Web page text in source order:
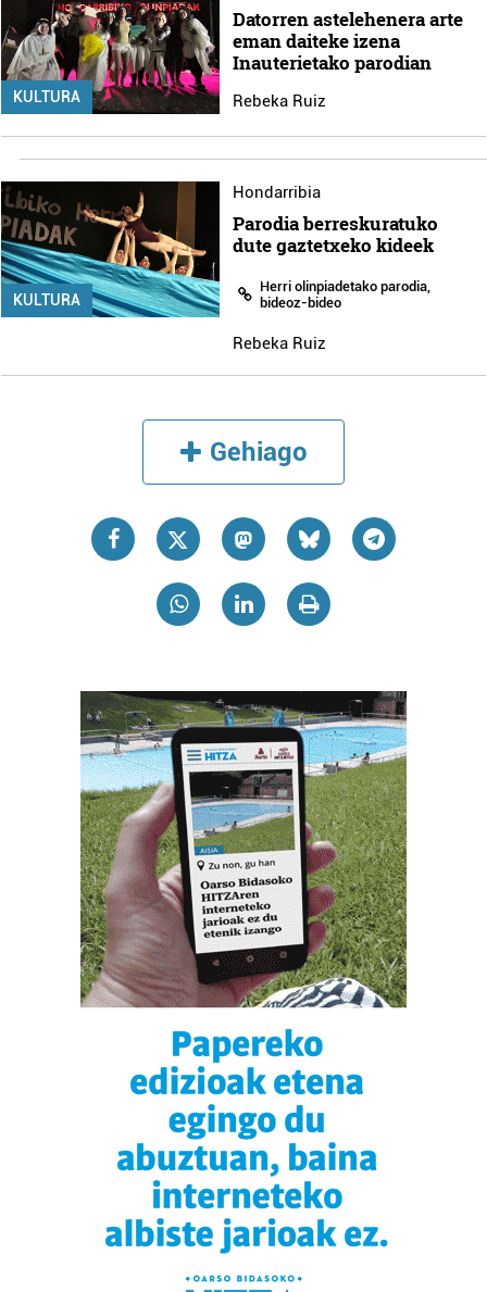
KULTURA
Datorren astelehenera arte
eman daiteke izena
Inauterietako parodian
Rebeka Ruiz
KULTURA
Hondarribia
Parodia berreskuratuko
dute gaztetxeko kideek
Herri olinpiadetako parodia,
bideoz-bideo
Rebeka Ruiz
Gehiago